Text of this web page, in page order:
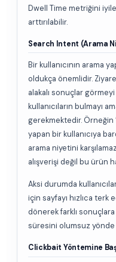
Dwell Time metriğini
arttırılabilir.
Search Intent (Arama
Bir kullanıcının arama
oldukça önemlidir.
alakalı sonuçlar
kullanıcıların bulmayı
gerekmektedir. Örneğin
yapan bir kullanıcıya
arama niyetini
alışverişi değil bu ürün
Aksi durumda
için sayfayı hızlıca terk
dönerek farklı
süresini olumsuz
Clickbait Yöntemine